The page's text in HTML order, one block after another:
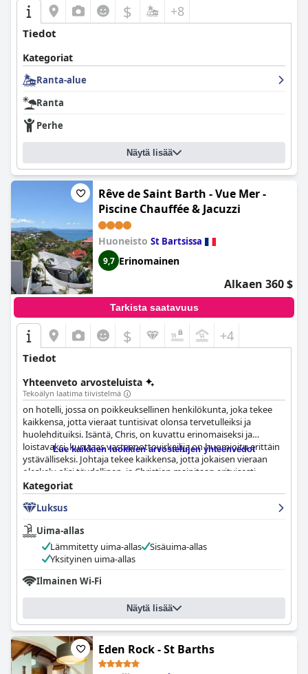
$ +8
Tiedot
Kategoriat
Ranta-alue
Ranta
Perhe
Näytä lisää
Rêve de Saint Barth - Vue Mer -
Piscine Chauffée & Jacuzzi
Huoneisto St Bartsissa
9,7 Erinomainen
Alkaen 360 $
Tarkista saatavuus
$ +4
Tiedot
Yhteenveto arvosteluista
Tekoälyn laatima tiivistelmä
on hotelli, jossa on poikkeuksellinen henkilökunta, joka tekee
kaikkensa, jotta vieraat tuntisivat olonsa tervetulleiksi ja
huolehdituiksi. Isäntä, Chris, on kuvattu erinomaiseksi ja
loistavaksi, kun taas vastaanottovirkailija on huomioitu erittäin
ystävälliseksi. Johtaja tekee kaikkensa, jotta jokaisen vieraan
oleskelu olisi täydellinen, ja Christian mainitaan erityisesti
lämpimästä vastaanotostaan. Henkilökunnan omistautuminen
huippuluokan palvelun tarjoamiseen tekee kokemuksesta
unohtumattoman.
Lue kaikkien luokkien arvostelujen yhteenvedot
Kategoriat
Luksus
Uima-allas
Lämmitetty uima-allas
Sisäuima-allas
Yksityinen uima-allas
Ilmainen Wi-Fi
Näytä lisää
Eden Rock - St Barths